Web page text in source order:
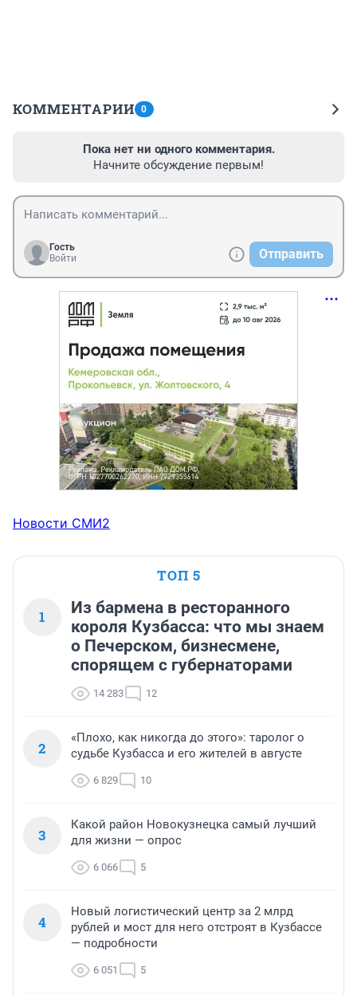
КОММЕНТАРИИ 0
Пока нет ни одного комментария.
Начните обсуждение первым!
Гость
Войти
Отправить
Новости СМИ2
ТОП 5
1
Из бармена в ресторанного
короля Кузбасса: что мы знаем
о Печерском, бизнесмене,
спорящем с губернаторами
14 283 12
2
«Плохо, как никогда до этого»: таролог о
судьбе Кузбасса и его жителей в августе
6 829 10
3
Какой район Новокузнецка самый лучший
для жизни — опрос
6 066 5
4
Новый логистический центр за 2 млрд
рублей и мост для него отстроят в Кузбассе
— подробности
6 051 5